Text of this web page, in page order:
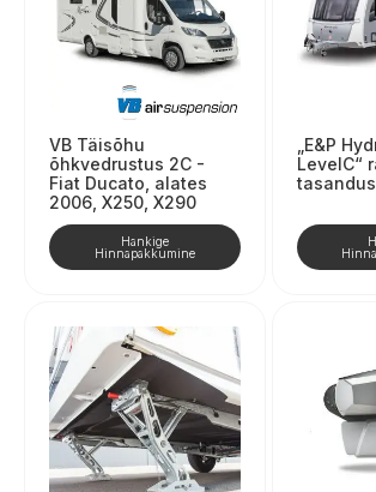
VB Täisõhu
õhkvedrustus 2C -
Fiat Ducato, alates
2006, X250, X290
Hankige
Hinnapakkumine
„E&P
LevelC“